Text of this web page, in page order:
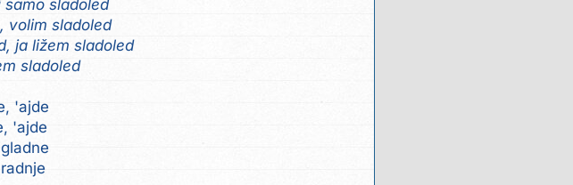
sladoled
volim sladoled
ja ližem sladoled
sladoled
'ajde
'ajde